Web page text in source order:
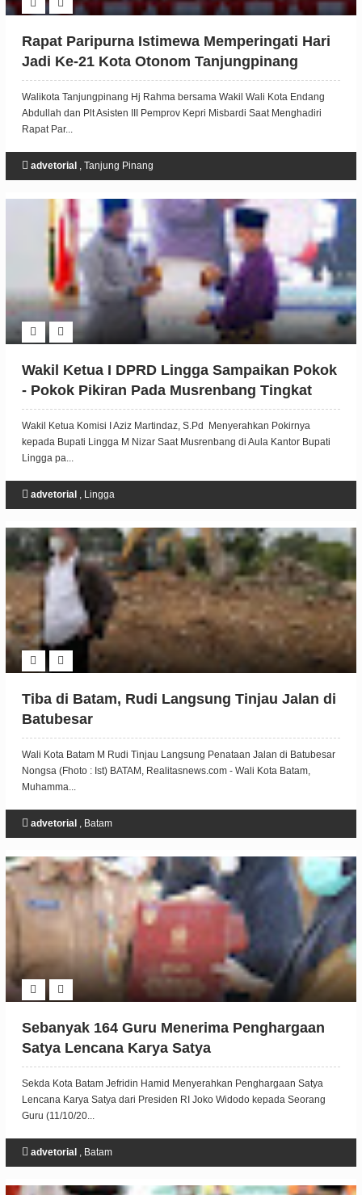
Rapat Paripurna Istimewa Memperingati Hari
Jadi Ke-21 Kota Otonom Tanjungpinang
Dipimpin Ketua DPRD Tanjungpinang
Walikota Tanjungpinang Hj Rahma bersama Wakil Wali Kota Endang
Abdullah dan Plt Asisten III Pemprov Kepri Misbardi Saat Menghadiri
Rapat Par...
advetorial, Tanjung Pinang
Wakil Ketua I DPRD Lingga Sampaikan Pokok
- Pokok Pikiran Pada Musrenbang Tingkat
Kabupaten Lingga
Wakil Ketua Komisi I Aziz Martindaz, S.Pd Menyerahkan Pokirnya
kepada Bupati Lingga M Nizar Saat Musrenbang di Aula Kantor Bupati
Lingga pa...
advetorial, Lingga
Tiba di Batam, Rudi Langsung Tinjau Jalan di
Batubesar
Wali Kota Batam M Rudi Tinjau Langsung Penataan Jalan di Batubesar
Nongsa (Fhoto : Ist) BATAM, Realitasnews.com - Wali Kota Batam,
Muhamma...
advetorial, Batam
Sebanyak 164 Guru Menerima Penghargaan
Satya Lencana Karya Satya
Sekda Kota Batam Jefridin Hamid Menyerahkan Penghargaan Satya
Lencana Karya Satya dari Presiden RI Joko Widodo kepada Seorang
Guru (11/10/20...
advetorial, Batam